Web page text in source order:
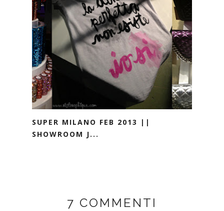
SUPER MILANO FEB 2013 ||
SHOWROOM J...
7 COMMENTI